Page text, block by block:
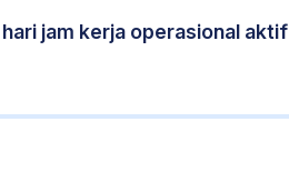
jam kerja operasional aktif